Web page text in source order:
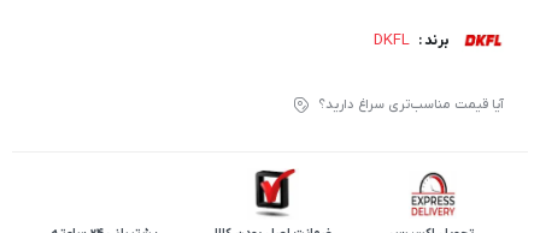
برند : DKFL
آیا قیمت مناسب‌تری سراغ دارید؟